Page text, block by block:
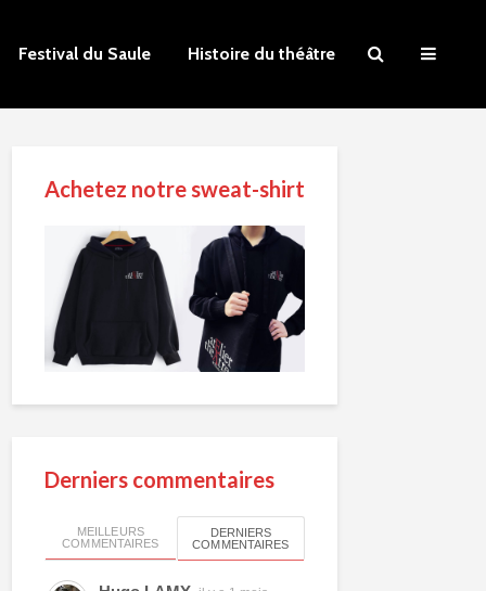
Festival du Saule Histoire du théâtre
Achetez notre sweat-shirt
Derniers commentaires
MEILLEURS
COMMENTAIRES
DERNIERS
COMMENTAIRES